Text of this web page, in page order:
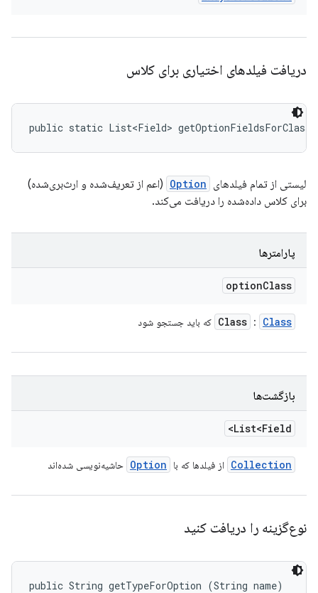
دریافت فیلدهای اختیاری برای کلاس
public static List<Field> getOptionFieldsForClass
لیستی از تمام فیلدهای Option (اعم از تعریف‌شده و ارث‌بری‌شده)
برای کلاس داده‌شده را دریافت می‌کند.
پارامترها
optionClass
Class : Class که باید جستجو شود
بازگشت‌ها
List<Field>
Collection از فیلدها که با Option حاشیه‌نویسی شده‌اند
نوع‌گزینه را دریافت کنید
public String getTypeForOption (String name)